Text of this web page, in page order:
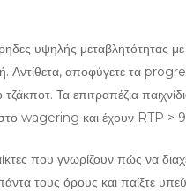
υψηλής μεταβλητότητας
Αντίθετα, αποφύγετε τα
Τα επιτραπέζια
στο wagering και έχουν RTP >
που γνωρίζουν πώς να
τους όρους και παίξτε